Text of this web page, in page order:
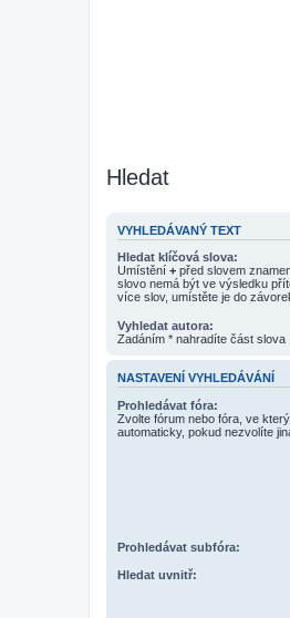
Hledat
VYHLEDÁVANÝ TEXT
Hledat klíčová slova:
Umístění + před slovem
slovo nemá být ve výsledku
více slov, umístěte je do
Vyhledat autora:
Zadáním * nahradíte část slova
NASTAVENÍ VYHLEDÁVÁNÍ
Prohledávat fóra:
Zvolte fórum nebo fóra, ve
automaticky, pokud nezvolíte
Prohledávat subfóra:
Hledat uvnitř: